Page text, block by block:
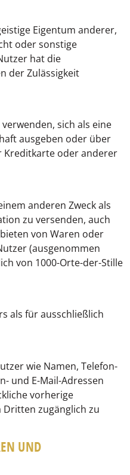
Eigentum anderer,
oder sonstige
hat die
der Zulässigkeit
sich als eine
ausgeben oder über
Kreditkarte oder anderer
anderen Zweck als
zu versenden, auch
von Waren oder
(ausgenommen
von 1000-Orte-der-Stille
als für ausschließlich
wie Namen, Telefon-
und E-Mail-Adressen
vorherige
zugänglich zu
UND